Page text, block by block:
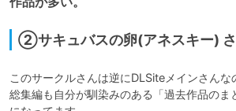
②サキュバスの卵(アネスキー)
このサークルさんは逆にDLSiteメインさんな
総集編も自分が馴染みのある「過去作品のま